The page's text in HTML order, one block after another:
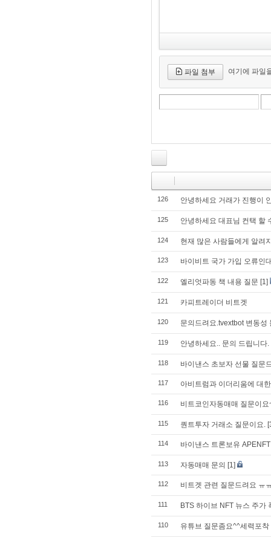
12. ADX - 평균방향지수
14. VR - 거래량비율
파일 첨부 여기에 파일
126 안녕하세요 거래가 진행이
125 안녕하세요 대표님 컨택 할
124 현재 많은 사람들에게 알려
123 바이비트 국가 가입 오류인
122 엘리엇파동 책 내용 질문 [1]
121 카피트레이더 비트겟
120 문의드려요.tvextbot 변동성
119 안녕하세요.. 문의 드립니다.
118 바이낸스 초보자 선물 질문
117 아비트럼과 이더리움에 대
116 비트코인자동매매 질문이요
115 퀀트투자 거래소 질문이요.
114 바이낸스 트론보유
113 자동매매 문의 [1]
112 비트겟 관련 질문드려요 ㅠ
111 BTS 하이브 NFT 뉴스 주가
110 유튜브 질문좀요^^세력포